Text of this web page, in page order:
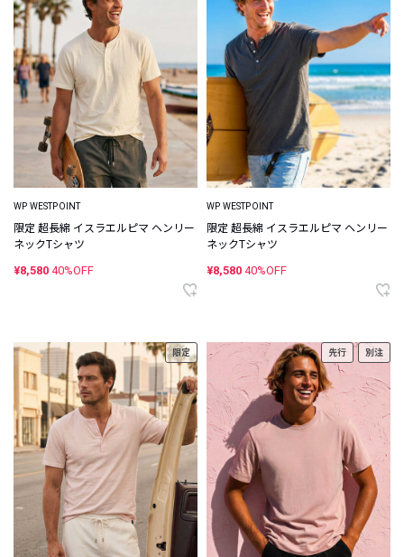
WP WESTPOINT
限定 超長綿 イスラエルピマ ヘンリー
ネックTシャツ
¥8,580 40%OFF
WP WESTPOINT
限定 超長綿 イスラエルピマ ヘンリー
ネックTシャツ
¥8,580 40%OFF
限定 先行 別注